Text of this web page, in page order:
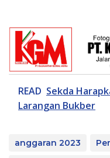
READ Sekda
Larangan Bukber
anggaran 2023